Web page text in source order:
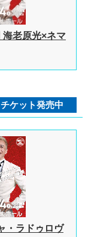
海老原光×ネマ
チケット発売中
・ラドゥロヴ